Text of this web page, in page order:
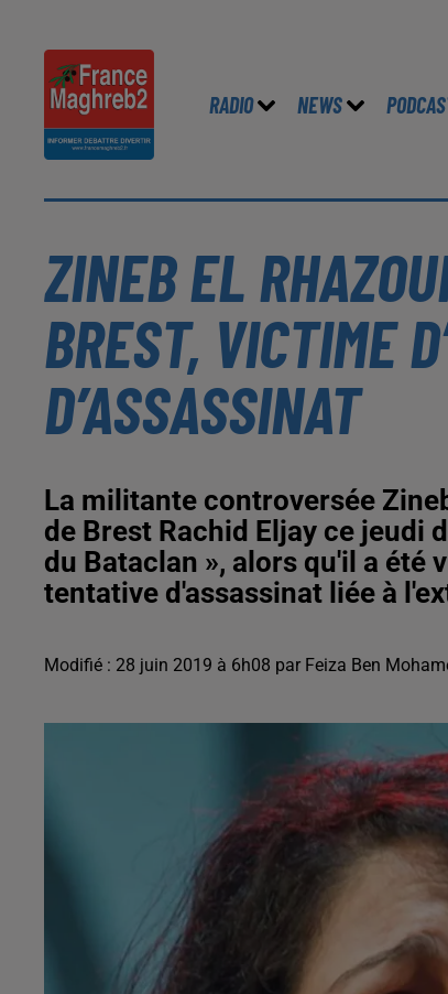
RADIO NEWS
ZINEB EL
BREST, VICTIME
D’ASSASSINAT
La militante controversée
de Brest Rachid Eljay ce jeudi
du Bataclan », alors qu'il a été
tentative d'assassinat liée à
Modifié : 28 juin 2019 à 6h08 par Feiza Ben